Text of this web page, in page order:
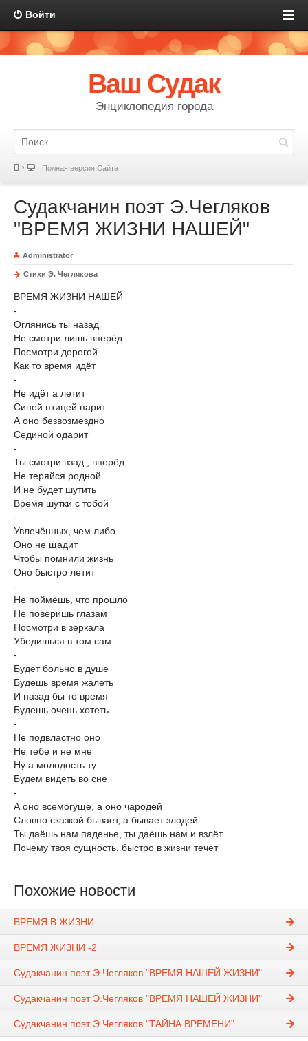
Войти
Ваш Судак
Энциклопедия города
Полная версия Сайта
Судакчанин поэт Э.Чегляков
"ВРЕМЯ ЖИЗНИ НАШЕЙ"
Administrator
Стихи Э. Чеглякова
ВРЕМЯ ЖИЗНИ НАШЕЙ
-
Оглянись ты назад
Не смотри лишь вперёд
Посмотри дорогой
Как то время идёт
-
Не идёт а летит
Синей птицей парит
А оно безвозмездно
Сединой одарит
-
Ты смотри взад , вперёд
Не теряйся родной
И не будет шутить
Время шутки с тобой
-
Увлечённых, чем либо
Оно не щадит
Чтобы помнили жизнь
Оно быстро летит
-
Не поймёшь, что прошло
Не поверишь глазам
Посмотри в зеркала
Убедишься в том сам
-
Будет больно в душе
Будешь время жалеть
И назад бы то время
Будешь очень хотеть
-
Не подвластно оно
Не тебе и не мне
Ну а молодость ту
Будем видеть во сне
-
А оно всемогуще, а оно чародей
Словно сказкой бывает, а бывает злодей
Ты даёшь нам паденье, ты даёшь нам и взлёт
Почему твоя сущность, быстро в жизни течёт
Похожие новости
ВРЕМЯ В ЖИЗНИ
ВРЕМЯ ЖИЗНИ -2
Судакчанин поэт Э.Чегляков "ВРЕМЯ НАШЕЙ ЖИЗНИ"
Судакчанин поэт Э.Чегляков "ВРЕМЯ НАШЕЙ ЖИЗНИ"
Судакчанин поэт Э.Чегляков "ТАЙНА ВРЕМЕНИ"